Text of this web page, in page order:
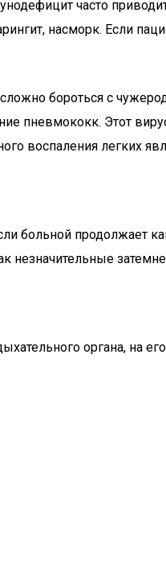
часто
насморк. Если
бороться с
пневмококк. Этот
воспаления легких
больной продолжает
незначительные
органа, на